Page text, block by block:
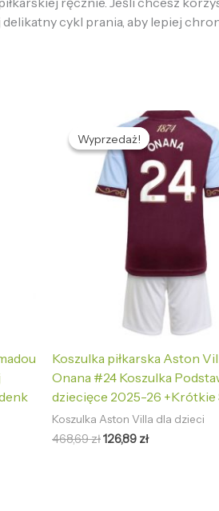
delikatny cykl prania, aby lepiej
Wyprzedaż!
Wyprzedaż!
Koszulka piłkarska Aston
Onana #24 Koszulka
dziecięce 2025-26 +Krótkie
Koszulka Aston Villa dla dzieci
468,69zł
Pierwotna
cena
wynosiła:
468,69 zł.
126,89 zł
Aktualna
cena
wynosi:
126,89 zł.